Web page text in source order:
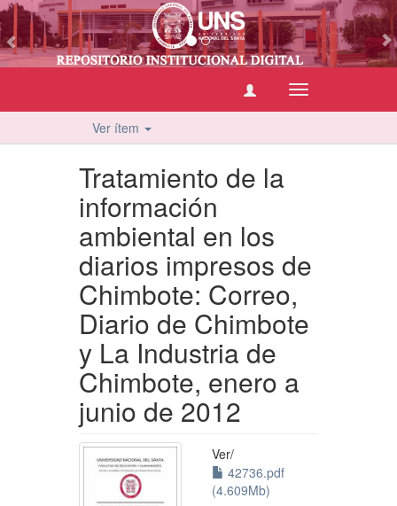
Cambiar
navegación
Ver ítem
Tratamiento de la
información
ambiental en los
diarios impresos de
Chimbote: Correo,
Diario de Chimbote
y La Industria de
Chimbote, enero a
junio de 2012
Ver/
42736.pdf
(4.609Mb)